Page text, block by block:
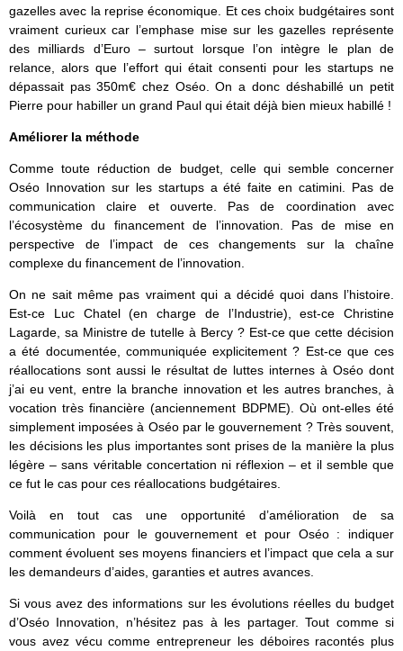
gazelles avec la reprise économique. Et ces choix budgétaires sont
vraiment curieux car l’emphase mise sur les gazelles représente
des milliards d’Euro – surtout lorsque l’on intègre le plan de
relance, alors que l’effort qui était consenti pour les startups ne
dépassait pas 350m€ chez Oséo. On a donc déshabillé un petit
Pierre pour habiller un grand Paul qui était déjà bien mieux habillé !
Améliorer la méthode
Comme toute réduction de budget, celle qui semble concerner
Oséo Innovation sur les startups a été faite en catimini. Pas de
communication claire et ouverte. Pas de coordination avec
l’écosystème du financement de l’innovation. Pas de mise en
perspective de l’impact de ces changements sur la chaîne
complexe du financement de l’innovation.
On ne sait même pas vraiment qui a décidé quoi dans l’histoire.
Est-ce Luc Chatel (en charge de l’Industrie), est-ce Christine
Lagarde, sa Ministre de tutelle à Bercy ? Est-ce que cette décision
a été documentée, communiquée explicitement ? Est-ce que ces
réallocations sont aussi le résultat de luttes internes à Oséo dont
j’ai eu vent, entre la branche innovation et les autres branches, à
vocation très financière (anciennement BDPME). Où ont-elles été
simplement imposées à Oséo par le gouvernement ? Très souvent,
les décisions les plus importantes sont prises de la manière la plus
légère – sans véritable concertation ni réflexion – et il semble que
ce fut le cas pour ces réallocations budgétaires.
Voilà en tout cas une opportunité d’amélioration de sa
communication pour le gouvernement et pour Oséo : indiquer
comment évoluent ses moyens financiers et l’impact que cela a sur
les demandeurs d’aides, garanties et autres avances.
Si vous avez des informations sur les évolutions réelles du budget
d’Oséo Innovation, n’hésitez pas à les partager. Tout comme si
vous avez vécu comme entrepreneur les déboires racontés plus